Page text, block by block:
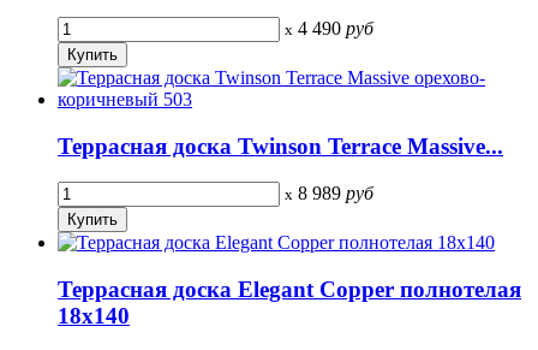
x 4 490 руб
Террасная доска Twinson Terrace Massive...
x 8 989 руб
Террасная доска Elegant Copper полнотелая
18х140